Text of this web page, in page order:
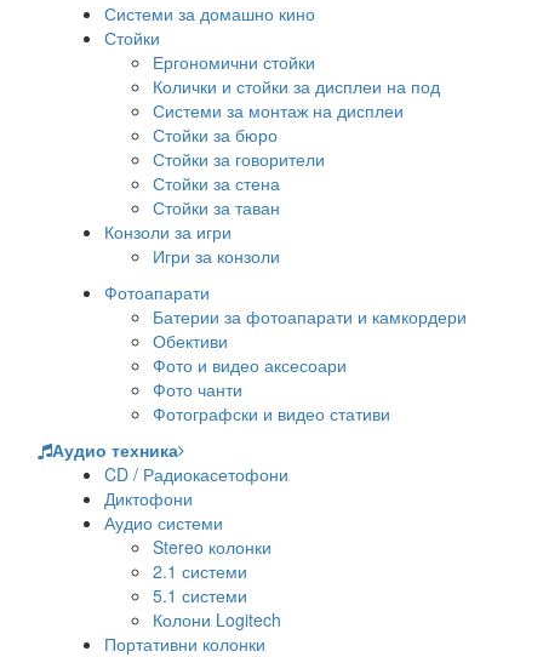
Системи за домашно кино
Стойки
Ергономични стойки
Колички и стойки за дисплеи на под
Системи за монтаж на дисплеи
Стойки за бюро
Стойки за говорители
Стойки за стена
Стойки за таван
Конзоли за игри
Игри за конзоли
Фотоапарати
Батерии за фотоапарати и камкордери
Обективи
Фото и видео аксесоари
Фото чанти
Фотографски и видео стативи
Аудио техника
CD / Радиокасетофони
Диктофони
Аудио системи
Stereo колонки
2.1 системи
5.1 системи
Колони Logitech
Портативни колонки